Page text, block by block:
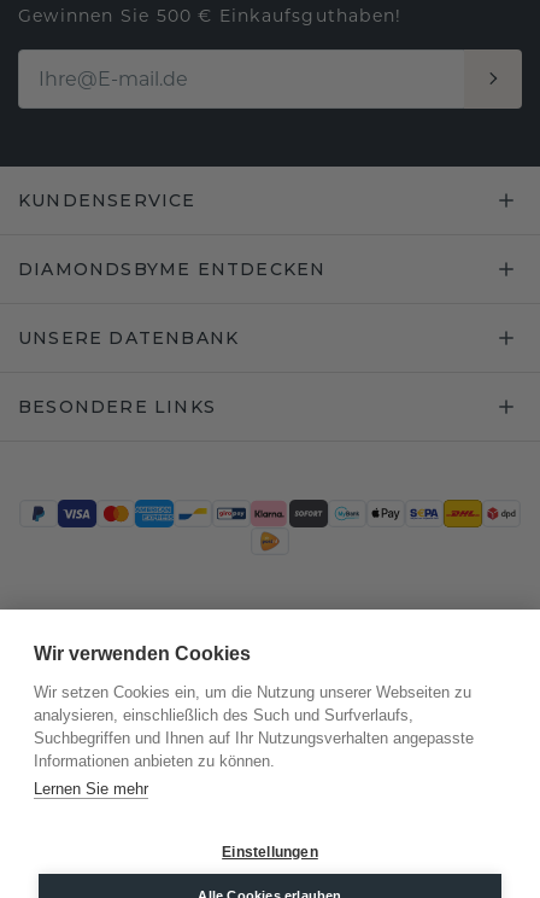
Gewinnen Sie 500 € Einkaufsguthaben!
KUNDENSERVICE
DIAMONDSBYME ENTDECKEN
UNSERE DATENBANK
BESONDERE LINKS
©2026.DiamondsByMe
Wir verwenden Cookies
Wir setzen Cookies ein, um die Nutzung unserer Webseiten zu
analysieren, einschließlich des Such und Surfverlaufs,
Suchbegriffen und Ihnen auf Ihr Nutzungsverhalten angepasste
Informationen anbieten zu können.
Lernen Sie mehr
Einstellungen